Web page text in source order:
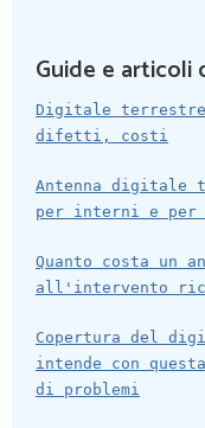
Guide e articoli
Digitale terrestre
difetti, costi
Antenna digitale
per interni e per
Quanto costa un
all'intervento
Copertura del
intende con
di problemi